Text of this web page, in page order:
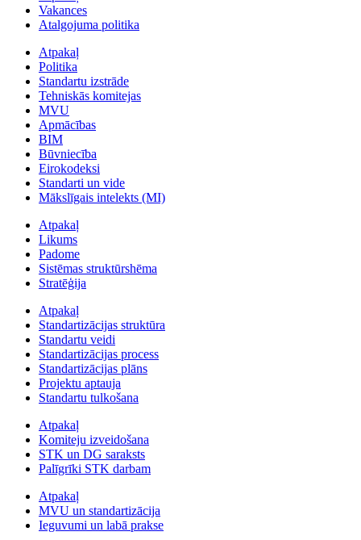
Vakances
Atalgojuma politika
Atpakaļ
Politika
Standartu izstrāde
Tehniskās komitejas
MVU
Apmācības
BIM
Būvniecība
Eirokodeksi
Standarti un vide
Mākslīgais intelekts (MI)
Atpakaļ
Likums
Padome
Sistēmas struktūrshēma
Stratēģija
Atpakaļ
Standartizācijas struktūra
Standartu veidi
Standartizācijas process
Standartizācijas plāns
Projektu aptauja
Standartu tulkošana
Atpakaļ
Komiteju izveidošana
STK un DG saraksts
Palīgrīki STK darbam
Atpakaļ
MVU un standartizācija
Ieguvumi un labā prakse